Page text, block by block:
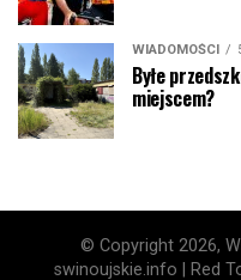
WIADOMOŚCI
Byłe
miejscem?
© Copyright 2026,
swinoujskie.info | Red